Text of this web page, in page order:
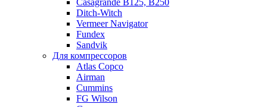
Ditch-Witch
Vermeer Navigator
Fundex
Sandvik
Для компрессоров
Atlas Copco
Airman
Cummins
FG Wilson